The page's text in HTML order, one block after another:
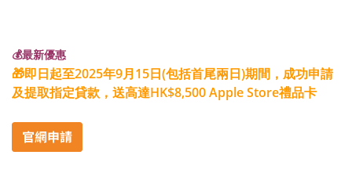
💰最新優惠
🎁即日起至2025年9月15日(包括首尾兩日)期間，成功申請
及提取指定貸款，送高達HK$8,500 Apple Store禮品卡